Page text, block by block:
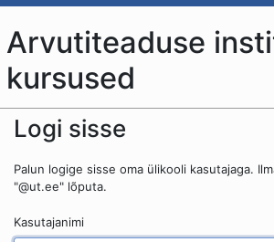
Arvutiteaduse
kursused
Logi sisse
Palun logige sisse oma ülikooli kasutajaga.
"@ut.ee" lõputa.
Kasutajanimi